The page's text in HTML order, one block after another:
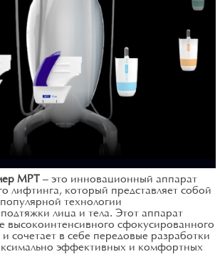
MPT — это инновационный аппарат
лифтинга, который представляет собой
технологии
лица и тела. Этот аппарат
высокоинтенсивного сфокусированного
и сочетает в себе передовые разработки
эффективных и комфортных